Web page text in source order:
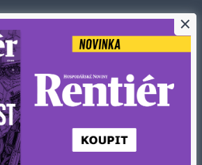
Bez písemného svolení vydavatele je
nebo celku díla, zejména rozmnožování a šíření
nebo elektronickým, v českém nebo
vydavatele je zakázáno též rozmnožování
analýzy textů nebo dat
×